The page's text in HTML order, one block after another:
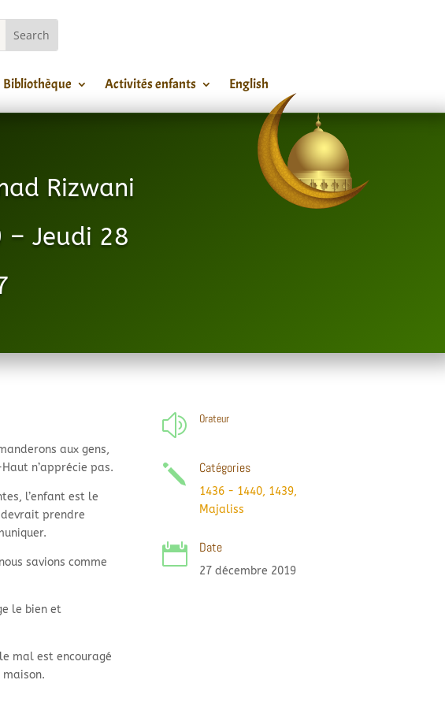
Bibliothèque Activités enfants English
Rizwani
Jeudi 28
aux gens,
n’apprécie pas.
l’enfant est le
prendre
savions comme
le bien et
mal est encouragé
z Orateur
j Catégories
1436 - 1440, 1439,
Majaliss
 Date
27 décembre 2019